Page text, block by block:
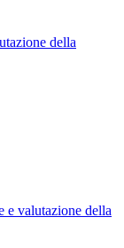
della
e valutazione della